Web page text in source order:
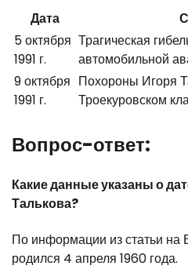
Дата
5 октября
1991 г.
Трагическая
автомобильной
9 октября
1991 г.
Похороны Игоря
Троекуровском
Вопрос-ответ:
Какие данные указаны о
Талькова?
По информации из статьи на
родился 4 апреля 1960 года.